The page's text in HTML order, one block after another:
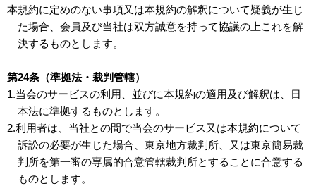
本規約に定めのない事項又は本規約の解釈について疑義が生じ
た場合、会員及び当社は双方誠意を持って協議の上これを解
決するものとします。
第24条（準拠法・裁判管轄）
1.当会のサービスの利用、並びに本規約の適用及び解釈は、日
本法に準拠するものとします。
2.利用者は、当社との間で当会のサービス又は本規約について
訴訟の必要が生じた場合、東京地方裁判所、又は東京簡易裁
判所を第一審の専属的合意管轄裁判所とすることに合意する
ものとします。